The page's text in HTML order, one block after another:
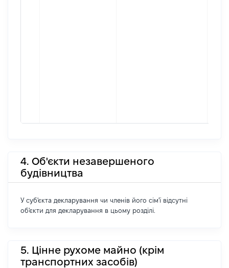
4. Об'єкти незавершеного
будівництва
У суб'єкта декларування чи членів його сім'ї відсутні
об'єкти для декларування в цьому розділі.
5. Цінне рухоме майно (крім
транспортних засобів)